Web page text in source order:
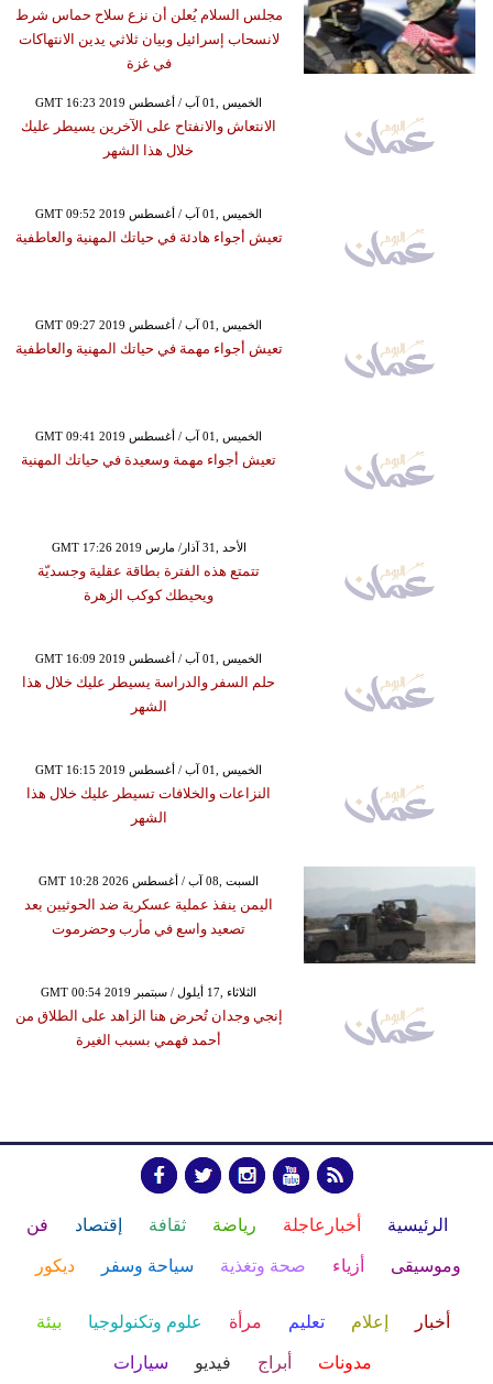
مجلس السلام يُعلن أن نزع سلاح حماس شرط
لانسحاب إسرائيل وبيان ثلاثي يدين الانتهاكات
في غزة
GMT 16:23 2019 الخميس ,01 آب / أغسطس
الانتعاش والانفتاح على الآخرين يسيطر عليك
خلال هذا الشهر
GMT 09:52 2019 الخميس ,01 آب / أغسطس
تعيش أجواء هادئة في حياتك المهنية والعاطفية
GMT 09:27 2019 الخميس ,01 آب / أغسطس
تعيش أجواء مهمة في حياتك المهنية والعاطفية
GMT 09:41 2019 الخميس ,01 آب / أغسطس
تعيش أجواء مهمة وسعيدة في حياتك المهنية
GMT 17:26 2019 الأحد ,31 آذار/ مارس
تتمتع هذه الفترة بطاقة عقلية وجسديّة
ويحيطك كوكب الزهرة
GMT 16:09 2019 الخميس ,01 آب / أغسطس
حلم السفر والدراسة يسيطر عليك خلال هذا
الشهر
GMT 16:15 2019 الخميس ,01 آب / أغسطس
النزاعات والخلافات تسيطر عليك خلال هذا
الشهر
GMT 10:28 2026 السبت ,08 آب / أغسطس
اليمن ينفذ عملية عسكرية ضد الحوثيين بعد
تصعيد واسع في مأرب وحضرموت
GMT 00:54 2019 الثلاثاء ,17 أيلول / سبتمبر
إنجي وجدان تُحرض هنا الزاهد على الطلاق من
أحمد فهمي بسبب الغيرة
الرئيسية أخبارعاجلة رياضة ثقافة إقتصاد فن
وموسيقى أزياء صحة وتغذية سياحة وسفر ديكور
أخبار إعلام تعليم مرأة علوم وتكنولوجيا بيئة
مدونات أبراج فيديو سيارات